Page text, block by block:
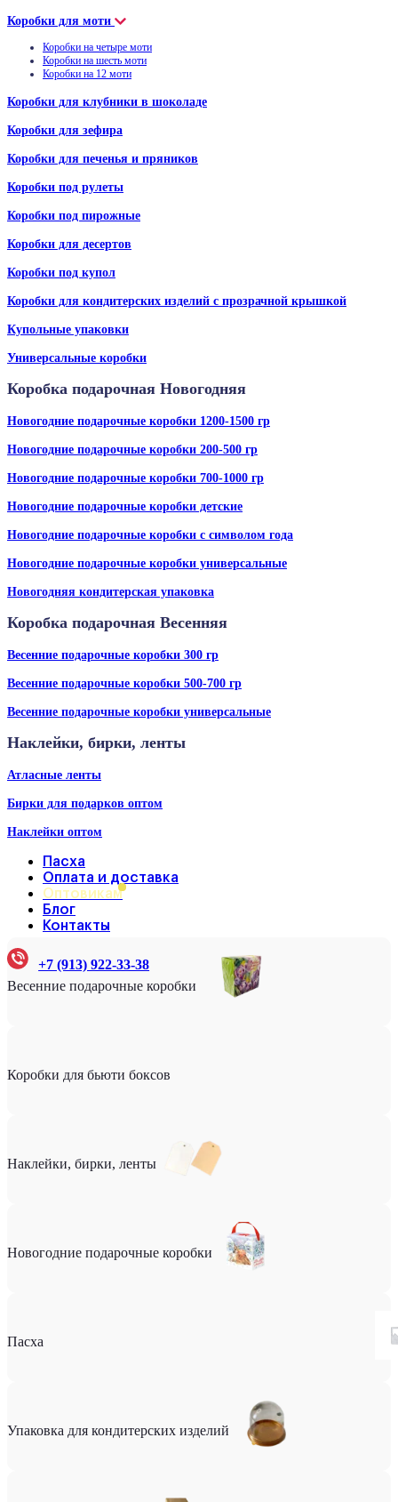
Коробки для моти
Коробки на четыре моти
Коробки на шесть моти
Коробки на 12 моти
Коробки для клубники в шоколаде
Коробки для зефира
Коробки для печенья и пряников
Коробки под рулеты
Коробки под пирожные
Коробки для десертов
Коробки под купол
Коробки для кондитерских изделий с прозрачной крышкой
Купольные упаковки
Универсальные коробки
Коробка подарочная Новогодняя
Новогодние подарочные коробки 1200-1500 гр
Новогодние подарочные коробки 200-500 гр
Новогодние подарочные коробки 700-1000 гр
Новогодние подарочные коробки детские
Новогодние подарочные коробки с символом года
Новогодние подарочные коробки универсальные
Новогодняя кондитерская упаковка
Коробка подарочная Весенняя
Весенние подарочные коробки 300 гр
Весенние подарочные коробки 500-700 гр
Весенние подарочные коробки универсальные
Наклейки, бирки, ленты
Атласные ленты
Бирки для подарков оптом
Наклейки оптом
Пасха
Оплата и доставка
Оптовикам
Блог
Контакты
+7 (913) 922-33-38
Весенние подарочные коробки
Коробки для бьюти боксов
Наклейки, бирки, ленты
Новогодние подарочные коробки
Пасха
Упаковка для кондитерских изделий